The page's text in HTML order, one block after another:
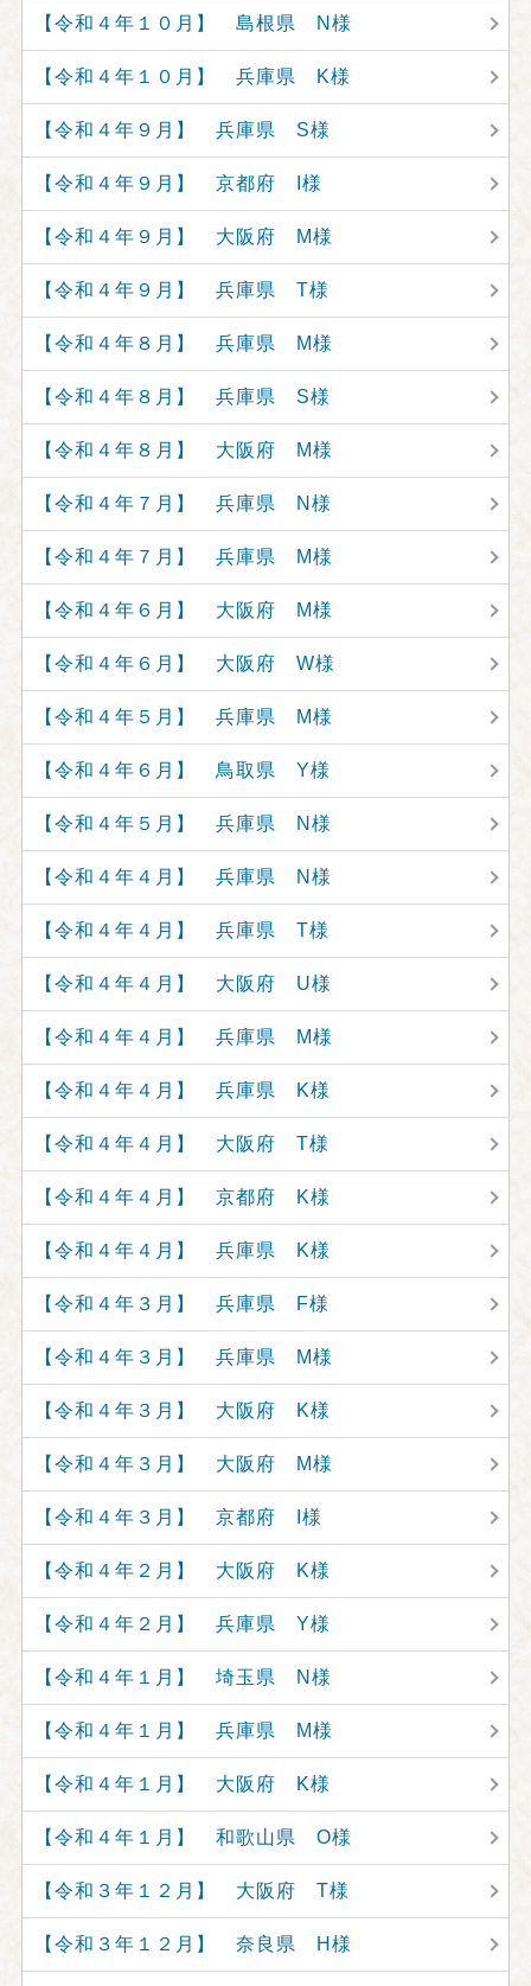
【令和４年１０月】 島根県 N様
【令和４年１０月】 兵庫県 K様
【令和４年９月】 兵庫県 S様
【令和４年９月】 京都府 I様
【令和４年９月】 大阪府 M様
【令和４年９月】 兵庫県 T様
【令和４年８月】 兵庫県 M様
【令和４年８月】 兵庫県 S様
【令和４年８月】 大阪府 M様
【令和４年７月】 兵庫県 N様
【令和４年７月】 兵庫県 M様
【令和４年６月】 大阪府 M様
【令和４年６月】 大阪府 W様
【令和４年５月】 兵庫県 M様
【令和４年６月】 鳥取県 Y様
【令和４年５月】 兵庫県 N様
【令和４年４月】 兵庫県 N様
【令和４年４月】 兵庫県 T様
【令和４年４月】 大阪府 U様
【令和４年４月】 兵庫県 M様
【令和４年４月】 兵庫県 K様
【令和４年４月】 大阪府 T様
【令和４年４月】 京都府 K様
【令和４年４月】 兵庫県 K様
【令和４年３月】 兵庫県 F様
【令和４年３月】 兵庫県 M様
【令和４年３月】 大阪府 K様
【令和４年３月】 大阪府 M様
【令和４年３月】 京都府 I様
【令和４年２月】 大阪府 K様
【令和４年２月】 兵庫県 Y様
【令和４年１月】 埼玉県 N様
【令和４年１月】 兵庫県 M様
【令和４年１月】 大阪府 K様
【令和４年１月】 和歌山県 O様
【令和３年１２月】 大阪府 T様
【令和３年１２月】 奈良県 H様